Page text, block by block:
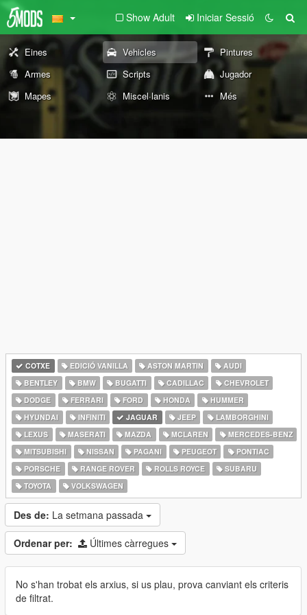
Show Adult Iniciar Sessió
Eines Vehicles
Pintures
Armes
Scripts
Jugador
Mapes
Miscel·lanis Més
COTXE EDICIÓ VANILLA ASTON MARTIN
AUDI
BENTLEY
BMW BUGATTI CADILLAC
CHEVROLET
DODGE
FERRARI FORD HONDA
HUMMER
HYUNDAI
INFINITI JAGUAR JEEP
LAMBORGHINI
LEXUS
MASERATI MAZDA MCLAREN
MERCEDES-BENZ
MITSUBISHI
NISSAN PAGANI PEUGEOT
PONTIAC
PORSCHE
RANGE ROVER ROLLS ROYCE
SUBARU
TOYOTA
VOLKSWAGEN
Des de: La setmana passada
Ordenar per: Últimes càrregues
No s'han trobat els arxius, si us plau, prova canviant els criteris
de filtrat.